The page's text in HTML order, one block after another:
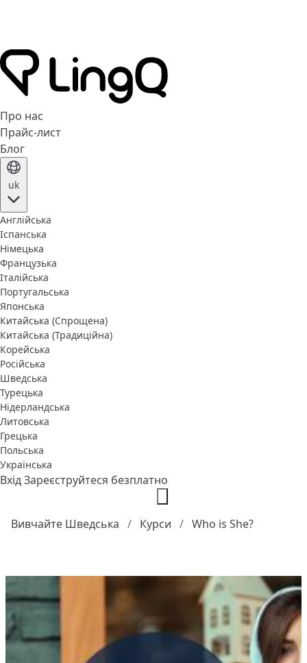
Про нас
Прайс-лист
Блог
uk
Англійська
Іспанська
Німецька
Французька
Італійська
Португальська
Японська
Китайська (Спрощена)
Китайська (Традиційна)
Корейська
Російська
Шведська
Турецька
Нідерландська
Литовська
Грецька
Польська
Українська
ВхідЗареєструйтеся безплатно
Вивчайте Шведська Курси Who is She?